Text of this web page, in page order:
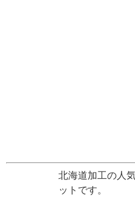
北海道加工の人
ットです。